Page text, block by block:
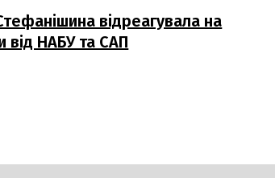
відреагувала на
від НАБУ та САП